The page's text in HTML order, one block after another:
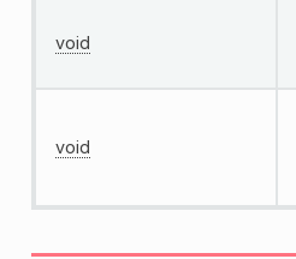
void
void